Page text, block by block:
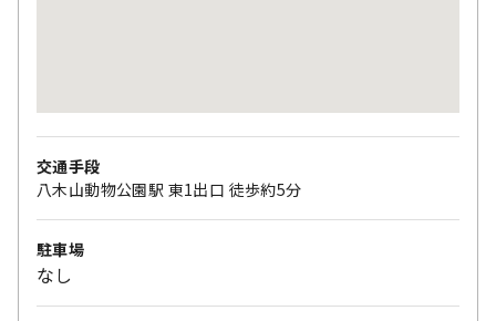
交通手段
八木山動物公園駅 東1出口 徒歩約5分
駐車場
なし